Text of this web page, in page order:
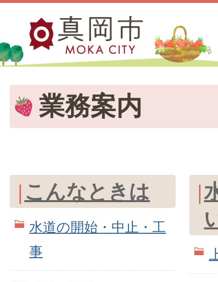
業務案内
こんなときは
水道の開始・中止・工
事